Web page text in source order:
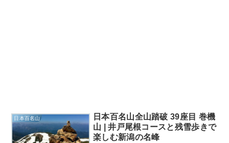
日本百名山
日本百名山全山踏破 39座目 巻機
山 | 井戸尾根コースと残雪歩きで
楽しむ新潟の名峰